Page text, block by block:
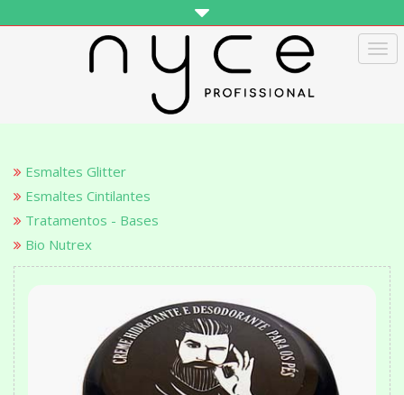
Esmaltes Glitter
Esmaltes Cintilantes
Tratamentos - Bases
Bio Nutrex